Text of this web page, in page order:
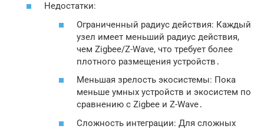
Недостатки:
Ограниченный радиус действия: Каждый
узел имеет меньший радиус действия,
чем Zigbee/Z-Wave, что требует более
плотного размещения устройств․
Меньшая зрелость экосистемы: Пока
меньше умных устройств и экосистем по
сравнению с Zigbee и Z-Wave․
Сложность интеграции: Для сложных